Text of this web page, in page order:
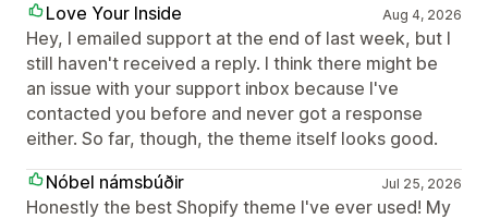
Love Your Inside Aug 4, 2026
Hey, I emailed support at the end of last week, but I
still haven't received a reply. I think there might be
an issue with your support inbox because I've
contacted you before and never got a response
either. So far, though, the theme itself looks good.
Nóbel námsbúðir
Jul 25, 2026
Honestly the best Shopify theme I've ever used! My